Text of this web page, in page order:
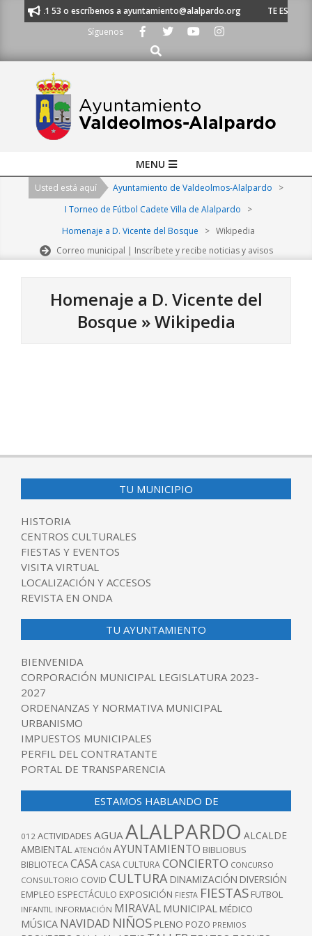
al 91 620 21 53 o escríbenos a ayuntamiento@alalpardo.org
TE
Síguenos
Buscar
Navigation
MENU
Usted está aquí Ayuntamiento de Valdeolmos-Alalpardo
>
I Torneo de Fútbol Cadete Villa de Alalpardo
>
Homenaje a D. Vicente del Bosque
> Wikipedia
Correo municipal | Inscríbete y recibe noticias y avisos
Homenaje a D. Vicente del
Bosque »Wikipedia
03-
TU MUNICIPIO
HISTORIA
CENTROS CULTURALES
FIESTAS Y EVENTOS
VISITA VIRTUAL
LOCALIZACIÓN Y ACCESOS
REVISTA EN ONDA
TU AYUNTAMIENTO
BIENVENIDA
CORPORACIÓN MUNICIPAL LEGISLATURA 2023-
2027
ORDENANZAS Y NORMATIVA MUNICIPAL
URBANISMO
IMPUESTOS MUNICIPALES
PERFIL DEL CONTRATANTE
PORTAL DE TRANSPARENCIA
ESTAMOS HABLANDO DE
012 ACTIVIDADES AGUAALALPARDO ALCALDE
AMBIENTAL ATENCIÓN AYUNTAMIENTO BIBLIOBUS
BIBLIOTECACASA CASA CULTURACONCIERTO CONCURSO
CONSULTORIO COVID CULTURA DINAMIZACIÓN DIVERSIÓN
EMPLEO ESPECTÁCULO EXPOSICIÓN FIESTA FIESTAS FUTBOL
INFANTIL INFORMACIÓN MIRAVAL MUNICIPAL MÉDICO
MÚSICA NAVIDAD NIÑOS PLENO POZO PREMIOS